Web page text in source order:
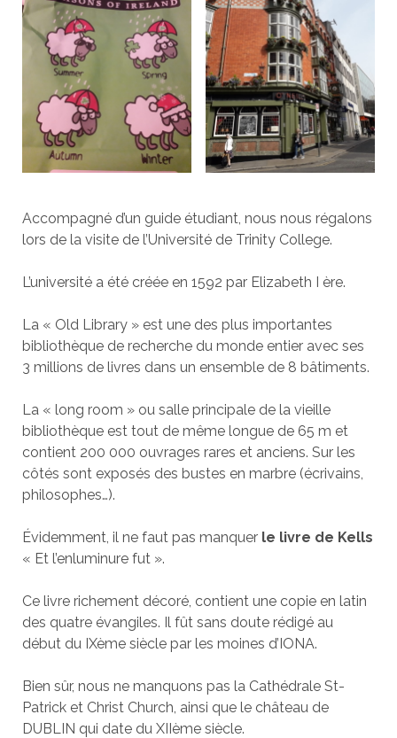
Accompagné d’un guide étudiant, nous nous régalons
lors de la visite de l’Université de Trinity College.
L’université a été créée en 1592 par Elizabeth I ère.
La « Old Library » est une des plus importantes
bibliothèque de recherche du monde entier avec ses
3 millions de livres dans un ensemble de 8 bâtiments.
La « long room » ou salle principale de la vieille
bibliothèque est tout de même longue de 65 m et
contient 200 000 ouvrages rares et anciens. Sur les
côtés sont exposés des bustes en marbre (écrivains,
philosophes…).
Évidemment, il ne faut pas manquer le livre de Kells
« Et l’enluminure fut ».
Ce livre richement décoré, contient une copie en latin
des quatre évangiles. Il fût sans doute rédigé au
début du IXème siècle par les moines d’IONA.
Bien sûr, nous ne manquons pas la Cathédrale St-
Patrick et Christ Church, ainsi que le château de
DUBLIN qui date du XIIème siècle.